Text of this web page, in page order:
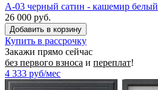
A-03 черный сатин - кашемир белый
26 000 руб.
Купить в рассрочку
Закажи прямо сейчас
без первого взноса и переплат!
4 333 руб/мес